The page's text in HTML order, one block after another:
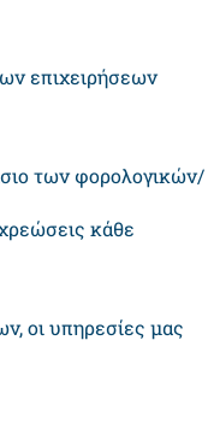
επιχειρήσεων
των φορολογικών/
κάθε
οι υπηρεσίες μας